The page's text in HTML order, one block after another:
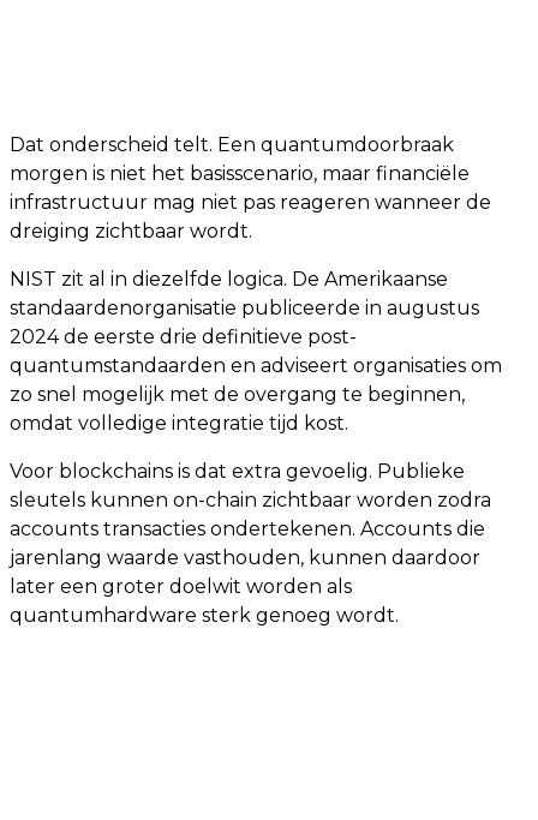
Dat onderscheid telt. Een quantumdoorbraak
morgen is niet het basisscenario, maar financiële
infrastructuur mag niet pas reageren wanneer de
dreiging zichtbaar wordt.
NIST zit al in diezelfde logica. De Amerikaanse
standaardenorganisatie publiceerde in augustus
2024 de eerste drie definitieve post-
quantumstandaarden en adviseert organisaties om
zo snel mogelijk met de overgang te beginnen,
omdat volledige integratie tijd kost.
Voor blockchains is dat extra gevoelig. Publieke
sleutels kunnen on-chain zichtbaar worden zodra
accounts transacties ondertekenen. Accounts die
jarenlang waarde vasthouden, kunnen daardoor
later een groter doelwit worden als
quantumhardware sterk genoeg wordt.